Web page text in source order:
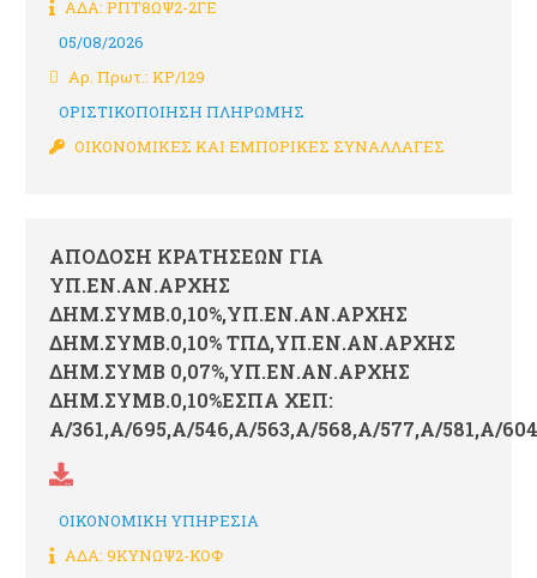
ΑΔΑ: ΡΠΤ8ΩΨ2-2ΓΕ
05/08/2026
Αρ. Πρωτ.: ΚΡ/129
ΟΡΙΣΤΙΚΟΠΟΙΗΣΗ ΠΛΗΡΩΜΗΣ
ΟΙΚΟΝΟΜΙΚΕΣ ΚΑΙ ΕΜΠΟΡΙΚΕΣ ΣΥΝΑΛΛΑΓΕΣ
ΑΠΟΔΟΣΗ ΚΡΑΤΗΣΕΩΝ ΓΙΑ
ΥΠ.ΕΝ.ΑΝ.ΑΡΧΗΣ
ΔΗΜ.ΣΥΜΒ.0,10%,ΥΠ.ΕΝ.ΑΝ.ΑΡΧΗΣ
ΔΗΜ.ΣΥΜΒ.0,10% ΤΠΔ,ΥΠ.ΕΝ.ΑΝ.ΑΡΧΗΣ
ΔΗΜ.ΣΥΜΒ 0,07%,ΥΠ.ΕΝ.ΑΝ.ΑΡΧΗΣ
ΔΗΜ.ΣΥΜΒ.0,10%ΕΣΠΑ ΧΕΠ:
Α/361,Α/695,Α/546,Α/563,Α/568,Α/577,Α/581,Α/
ΟΙΚΟΝΟΜΙΚΗ ΥΠΗΡΕΣΙΑ
ΑΔΑ: 9ΚΥΝΩΨ2-ΚΟΦ